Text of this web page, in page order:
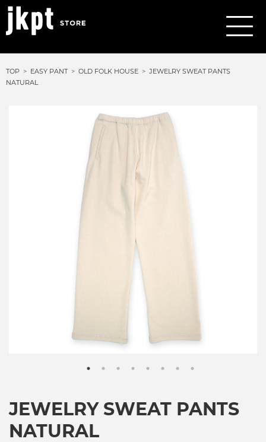
TOP EASY PANT OLD FOLK HOUSE
JEWELRY SWEAT PANTS
NATURAL
JEWELRY SWEAT PANTS
NATURAL